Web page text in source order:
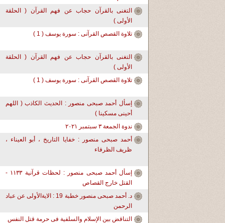
التغنى بالقرآن حجاب عن فهم القرآن ( الحلقة
الأولى )
تلاوة القصص القرآنى : سورة يوسف ( 1 )
التغنى بالقرآن حجاب عن فهم القرآن ( الحلقة
الأولى )
تلاوة القصص القرآنى : سورة يوسف ( 1 )
إسأل أحمد صبحى منصور : الحديث الكاذب ( اللهم
أحينى مسكينا )
ندوة الجمعة ٣ سبتمبر ٢٠٢١
أحمد صبحى منصور : خفايا التاريخ ، أبو العيناء ،
ظريف الظرفاء
إسأل أحمد صبحى منصور : لحظات قرآنية ١١٣٣ -
القتل خارج القصاص
د. أحمد صبحى منصور خطبة 19 : الايةالأولى عن عباد
الرحمن
التناقض بين الإسلام والسلفية فى حرمة قتل النفس